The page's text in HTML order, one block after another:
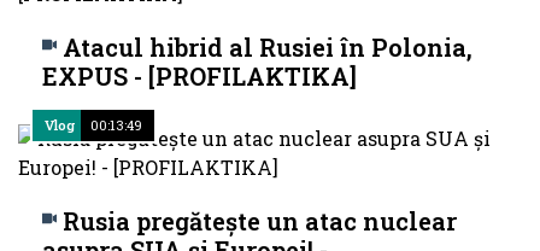
Atacul hibrid al Rusiei în Polonia,
EXPUS - [PROFILAKTIKA]
Rusia pregătește un atac nuclear
Vlog 00:13:49